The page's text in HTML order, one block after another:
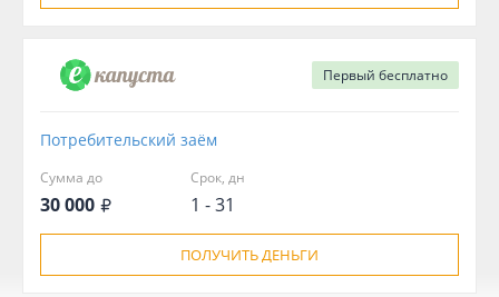
Первый бесплатно
Потребительский заём
Сумма до
30 000
Срок, дн
1 - 31
ПОЛУЧИТЬ ДЕНЬГИ